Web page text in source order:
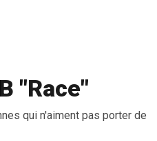
"Race"
qui n'aiment pas porter de